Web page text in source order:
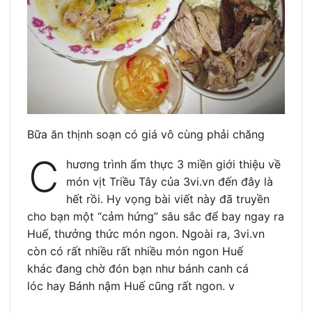
Bữa ăn thịnh soạn có giá vô cùng phải chăng
C
hương trình ẩm thực 3 miền giới thiệu về
món vịt Triều Tây của 3vi.vn đến đây là
hết rồi. Hy vọng bài viết này đã truyền
cho bạn một “cảm hứng” sâu sắc để bay ngay ra
Huế, thưởng thức món ngon. Ngoài ra, 3vi.vn
còn có rất nhiều rất nhiều món ngon Huế
khác đang chờ đón bạn như bánh canh cá
lóc hay Bánh nậm Huế cũng rất ngon. v